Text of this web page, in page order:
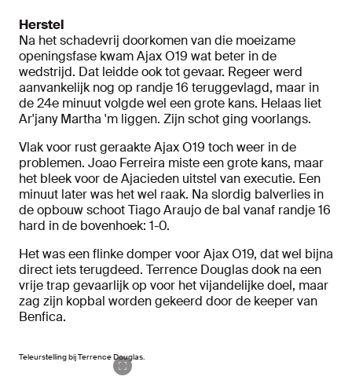
Herstel
Na het schadevrij doorkomen van die moeizame
openingsfase kwam Ajax O19 wat beter in de
wedstrijd. Dat leidde ook tot gevaar. Regeer werd
aanvankelijk nog op randje 16 teruggevlagd, maar in
de 24e minuut volgde wel een grote kans. Helaas liet
Ar'jany Martha 'm liggen. Zijn schot ging voorlangs.
Vlak voor rust geraakte Ajax O19 toch weer in de
problemen. Joao Ferreira miste een grote kans, maar
het bleek voor de Ajacieden uitstel van executie. Een
minuut later was het wel raak. Na slordig balverlies in
de opbouw schoot Tiago Araujo de bal vanaf randje 16
hard in de bovenhoek: 1-0.
Het was een flinke domper voor Ajax O19, dat wel bijna
direct iets terugdeed. Terrence Douglas dook na een
vrije trap gevaarlijk op voor het vijandelijke doel, maar
zag zijn kopbal worden gekeerd door de keeper van
Benfica.
Teleurstelling bij Terrence Douglas.